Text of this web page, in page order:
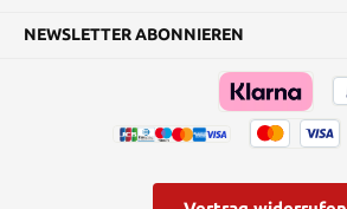
NEWSLETTER ABONNIEREN